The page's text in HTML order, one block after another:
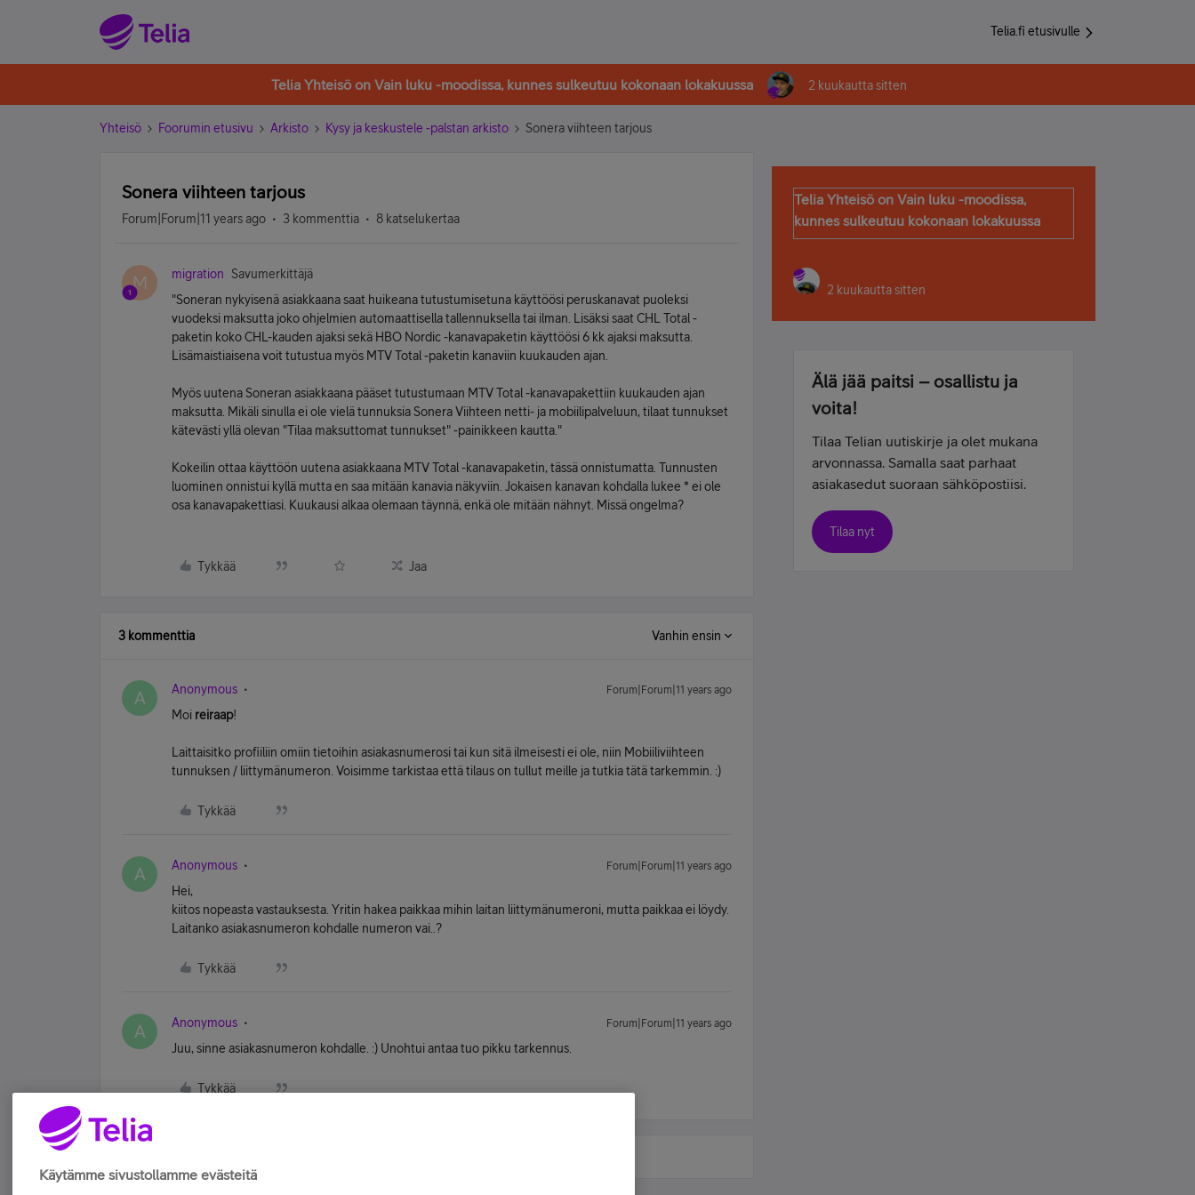
Telia.fi etusivulle
Telia Yhteisö on Vain luku -moodissa, kunnes sulkeutuu kokonaan lokakuussa 2 kuukautta sitten
Yhteisö Foorumin etusivu Arkisto Kysy ja keskustele -palstan arkisto Sonera viihteen tarjous
Sonera viihteen tarjous
Forum|Forum|11 years ago 3 kommenttia 8 katselukertaa
M migration
Savumerkittäjä
"Soneran nykyisenä asiakkaana saat huikeana tutustumisetuna käyttöösi peruskanavat puoleksi
vuodeksi maksutta joko ohjelmien automaattisella tallennuksella tai ilman. Lisäksi saat CHL Total -
paketin koko CHL-kauden ajaksi sekä HBO Nordic -kanavapaketin käyttöösi 6 kk ajaksi maksutta.
Lisämaistiaisena voit tutustua myös MTV Total -paketin kanaviin kuukauden ajan.
Myös uutena Soneran asiakkaana pääset tutustumaan MTV Total -kanavapakettiin kuukauden ajan
maksutta. Mikäli sinulla ei ole vielä tunnuksia Sonera Viihteen netti- ja mobiilipalveluun, tilaat tunnukset
kätevästi yllä olevan "Tilaa maksuttomat tunnukset" -painikkeen kautta."
Kokeilin ottaa käyttöön uutena asiakkaana MTV Total -kanavapaketin, tässä onnistumatta. Tunnusten
luominen onnistui kyllä mutta en saa mitään kanavia näkyviin. Jokaisen kanavan kohdalla lukee * ei ole
osa kanavapakettiasi. Kuukausi alkaa olemaan täynnä, enkä ole mitään nähnyt. Missä ongelma?
Tykkää Jaa
3 kommenttia Vanhin ensin
A Anonymous Forum|Forum|11 years ago
Moi reiraap!
Laittaisitko profiiliin omiin tietoihin asiakasnumerosi tai kun sitä ilmeisesti ei ole, niin Mobiiliviihteen
tunnuksen / liittymänumeron. Voisimme tarkistaa että tilaus on tullut meille ja tutkia tätä tarkemmin. :)
Tykkää
A Anonymous Forum|Forum|11 years ago
Hei,
kiitos nopeasta vastauksesta. Yritin hakea paikkaa mihin laitan liittymänumeroni, mutta paikkaa ei löydy.
Laitanko asiakasnumeron kohdalle numeron vai..?
Tykkää
A Anonymous Forum|Forum|11 years ago
Juu, sinne asiakasnumeron kohdalle. :) Unohtui antaa tuo pikku tarkennus.
Tykkää
Telia Yhteisö on Vain luku -moodissa,
kunnes sulkeutuu kokonaan lokakuussa
2 kuukautta sitten
Älä jää paitsi – osallistu ja
voita!
Tilaa Telian uutiskirje ja olet mukana
arvonnassa. Samalla saat parhaat
asiakasedut suoraan sähköpostiisi.
Tilaa nyt
Käytämme sivustollamme evästeitä